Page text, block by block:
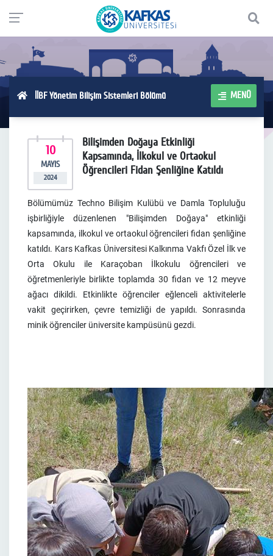
İİBF Yönetim Bilişim Sistemleri Bölümü MENÜ
10
MAYIS
2024
Bilişimden Doğaya Etkinliği
Kapsamında, İlkokul ve Ortaokul
Öğrencileri Fidan Şenliğine Katıldı
Bölümümüz Techno Bilişim Kulübü ve Damla Topluluğu
işbirliğiyle düzenlenen "Bilişimden Doğaya" etkinliği
kapsamında, ilkokul ve ortaokul öğrencileri fidan şenliğine
katıldı. Kars Kafkas Üniversitesi Kalkınma Vakfı Özel İlk ve
Orta Okulu ile Karaçoban İlkokulu öğrencileri ve
öğretmenleriyle birlikte toplamda 30 fidan ve 12 meyve
ağacı dikildi. Etkinlikte öğrenciler eğlenceli aktivitelerle
vakit geçirirken, çevre temizliği de yapıldı. Sonrasında
minik öğrenciler üniversite kampüsünü gezdi.